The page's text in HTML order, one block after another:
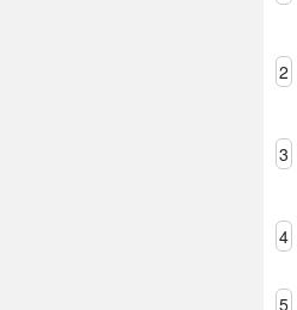
2
3
4
5